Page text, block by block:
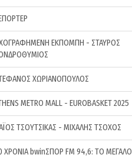
ΕΚΠΟΜΠΗ - ΣΤΑΥΡΟΣ
ΧΩΡΙΑΝΟΠΟΥΛΟΣ
METRO MALL - EUROBASKET 2025
ΤΣΟΥΤΣΙΚΑΣ - ΜΙΧΑΛΗΣ ΤΣΟΧΟΣ
ΧΡΟΝΙΑ bwinΣΠΟΡ FM 94,6: ΤΟ ΜΕΓΑΛΟ